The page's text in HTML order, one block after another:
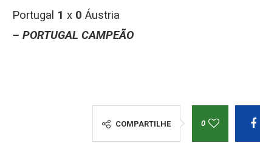
Portugal 1 x 0 Áustria
– PORTUGAL CAMPEÃO
COMPARTILHE 0